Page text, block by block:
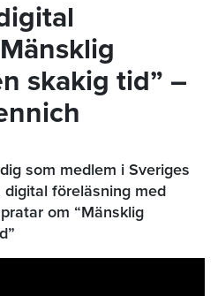
skakig tid” –
som medlem i Sveriges
föreläsning med
om “Mänsklig